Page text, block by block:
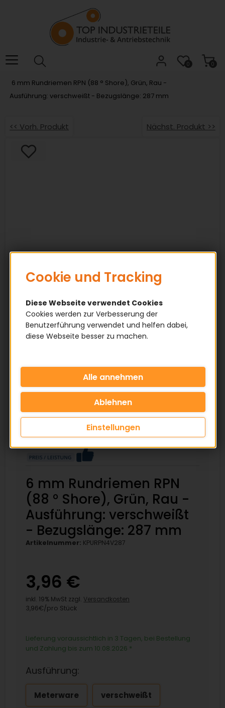
das
Barrierefreiheitsmenü
0
0
6 mm Rundriemen RPN (88 ° Shore), Grün, Rau -
Ausführung: verschweißt - Bezugslänge: 287 mm
<< Vorh. Produkt Nächst. Produkt >>
6 mm Rundriemen RPN
(88 ° Shore), Grün, Rau -
Ausführung: verschweißt
- Bezugslänge: 287 mm
Artikelnummer: KPURPN4V287
3,96 €
inkl. 19% MwSt zzgl. Versandkosten
3,96€/pro Stück
Lieferung voraussichtlich in 3 Tagen, bei Bestellung
und Zahlung bis zum 10.08.2026 *
Ausführung:
Meterware verschweißt
Cookie und Tracking
Diese Webseite verwendet Cookies
Cookies werden zur Verbesserung der
Benutzerführung verwendet und helfen dabei,
diese Webseite besser zu machen.
Einstellungen